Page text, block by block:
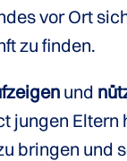
vor Ort
zu finden.
und
jungen Eltern
bringen und